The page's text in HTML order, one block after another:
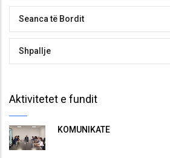
Seanca të Bordit
Shpallje
Aktivitetet e fundit
KOMUNIKATË